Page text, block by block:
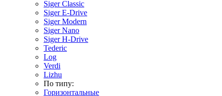
Siger Classic
Siger E-Drive
Siger Modern
Siger Nano
Siger H-Drive
Tederic
Log
Verdi
Lizhu
По типу:
Горизонтальные